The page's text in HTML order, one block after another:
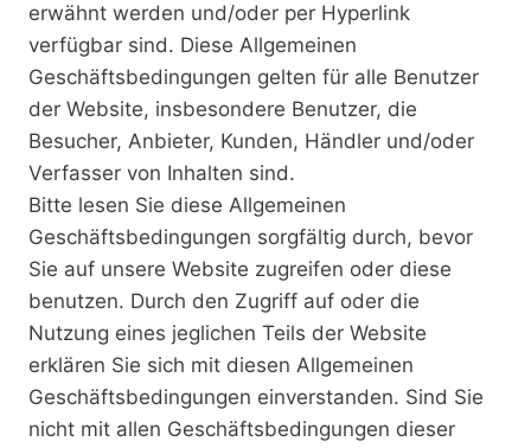
erwähnt werden und/oder per Hyperlink
verfügbar sind. Diese Allgemeinen
Geschäftsbedingungen gelten für alle Benutzer
der Website, insbesondere Benutzer, die
Besucher, Anbieter, Kunden, Händler und/oder
Verfasser von Inhalten sind.
Bitte lesen Sie diese Allgemeinen
Geschäftsbedingungen sorgfältig durch, bevor
Sie auf unsere Website zugreifen oder diese
benutzen. Durch den Zugriff auf oder die
Nutzung eines jeglichen Teils der Website
erklären Sie sich mit diesen Allgemeinen
Geschäftsbedingungen einverstanden. Sind Sie
nicht mit allen Geschäftsbedingungen dieser